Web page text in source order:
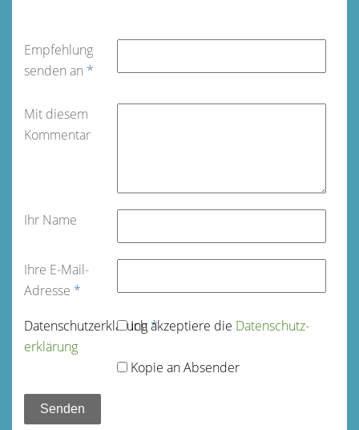
Empfehlung
senden an *
Mit diesem
Kommentar
Ihr Name
Ihre E-Mail-
Adresse *
Datenschutz­erklärung*
Ich akzeptiere die Datenschutz­
erklärung
Kopie an Absender